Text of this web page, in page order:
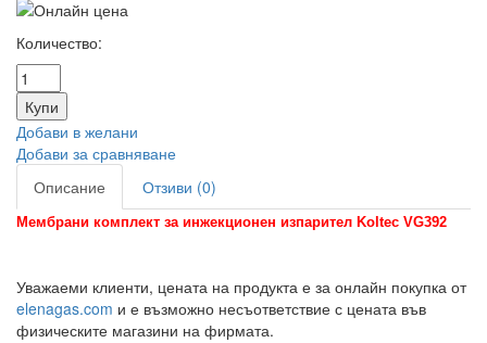
Количество:
Добави в желани
Добави за сравняване
Описание
Отзиви (0)
Мембрани комплект за инжекционен изпарител Koltec VG392
Уважаеми клиенти, цената на продукта е за онлайн покупка от
elenagas.com и е възможно несъответствие с цената във
физическите магазини на фирмата.